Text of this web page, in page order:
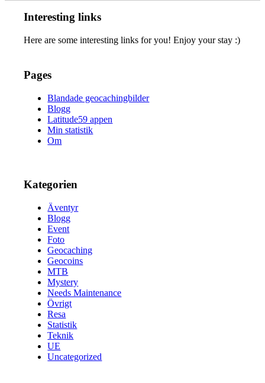
Interesting links
Here are some interesting links for you! Enjoy your stay :)
Pages
Blandade geocachingbilder
Blogg
Latitude59 appen
Min statistik
Om
Kategorien
Äventyr
Blogg
Event
Foto
Geocaching
Geocoins
MTB
Mystery
Needs Maintenance
Övrigt
Resa
Statistik
Teknik
UE
Uncategorized